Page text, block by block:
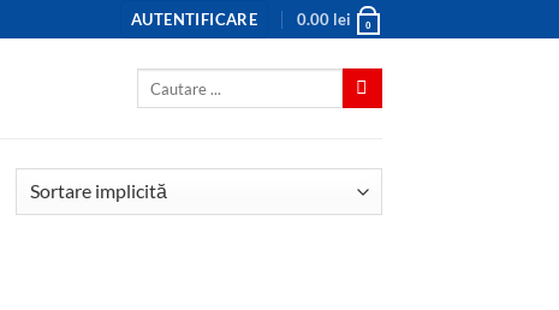
AUTENTIFICARE 0.00 lei 0